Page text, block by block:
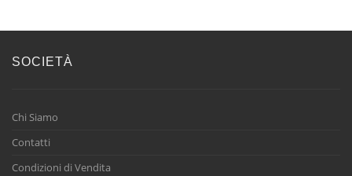
SOCIETÀ
Chi Siamo
Contatti
Condizioni di Vendita